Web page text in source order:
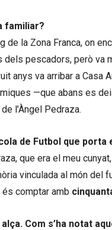
familiar?
de la Zona Franca, on
dels pescadors, però va
anys va arribar a Casa
—que abans es
l’Àngel Pedraza.
de Futbol que porta
que era el meu
vinculada al món del
és comptar amb
Com s’ha notat